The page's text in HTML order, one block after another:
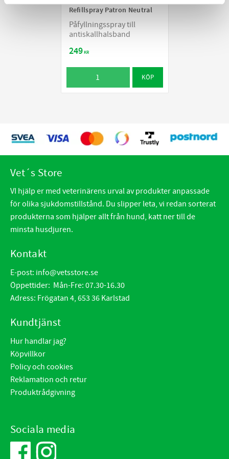
Refillspray Patron Neutral
Påfyllningsspray till
antiskallhalsband
249KR
KÖP
Vet´s Store
VI hjälp er med veterinärens urval av produkter anpassade
för olika sjukdomstillstånd. Du slipper leta, vi redan sorterat
produkterna som hjälper allt från hund, katt ner till de
minsta husdjuren.
Kontakt
E-post: info@vetsstore.se
Öppettider: Mån-Fre: 07.30-16.30
Adress: Frögatan 4, 653 36 Karlstad
Kundtjänst
Hur handlar jag?
Köpvillkor
Policy och cookies
Reklamation och retur
Produktrådgivning
Sociala media